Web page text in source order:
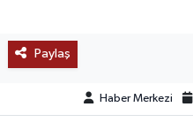
Paylaş
Haber Merkezi
TEKNOLOJİ
YAŞAM